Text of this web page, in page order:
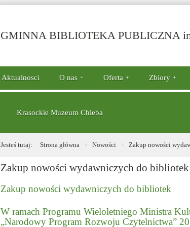
GMINNA BIBLIOTEKA PUBLICZNA
Aktualnosci O nas Oferta Zbiory
Krasockie Muzeum Chleba
Jesteś tutaj: Strona główna Nowości Zakup nowości
Zakup nowości wydawniczych do bibliotek
Zakup nowości wydawniczych do bibliotek
W ramach Programu Wieloletniego Ministra
„Narodowy Program Rozwoju Czytelnictwa”